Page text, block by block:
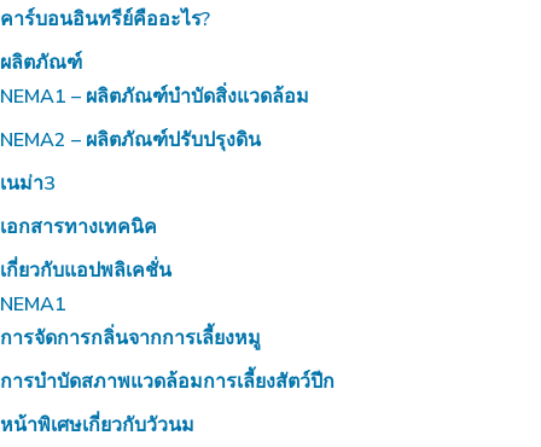
คาร์บอนอินทรีย์คืออะไร?
ผลิตภัณฑ์
NEMA1 – ผลิตภัณฑ์บำบัดสิ่งแวดล้อม
NEMA2 – ผลิตภัณฑ์ปรับปรุงดิน
เนม่า3
เอกสารทางเทคนิค
เกี่ยวกับแอปพลิเคชั่น
NEMA1
การจัดการกลิ่นจากการเลี้ยงหมู
การบำบัดสภาพแวดล้อมการเลี้ยงสัตว์ปีก
หน้าพิเศษเกี่ยวกับวัวนม